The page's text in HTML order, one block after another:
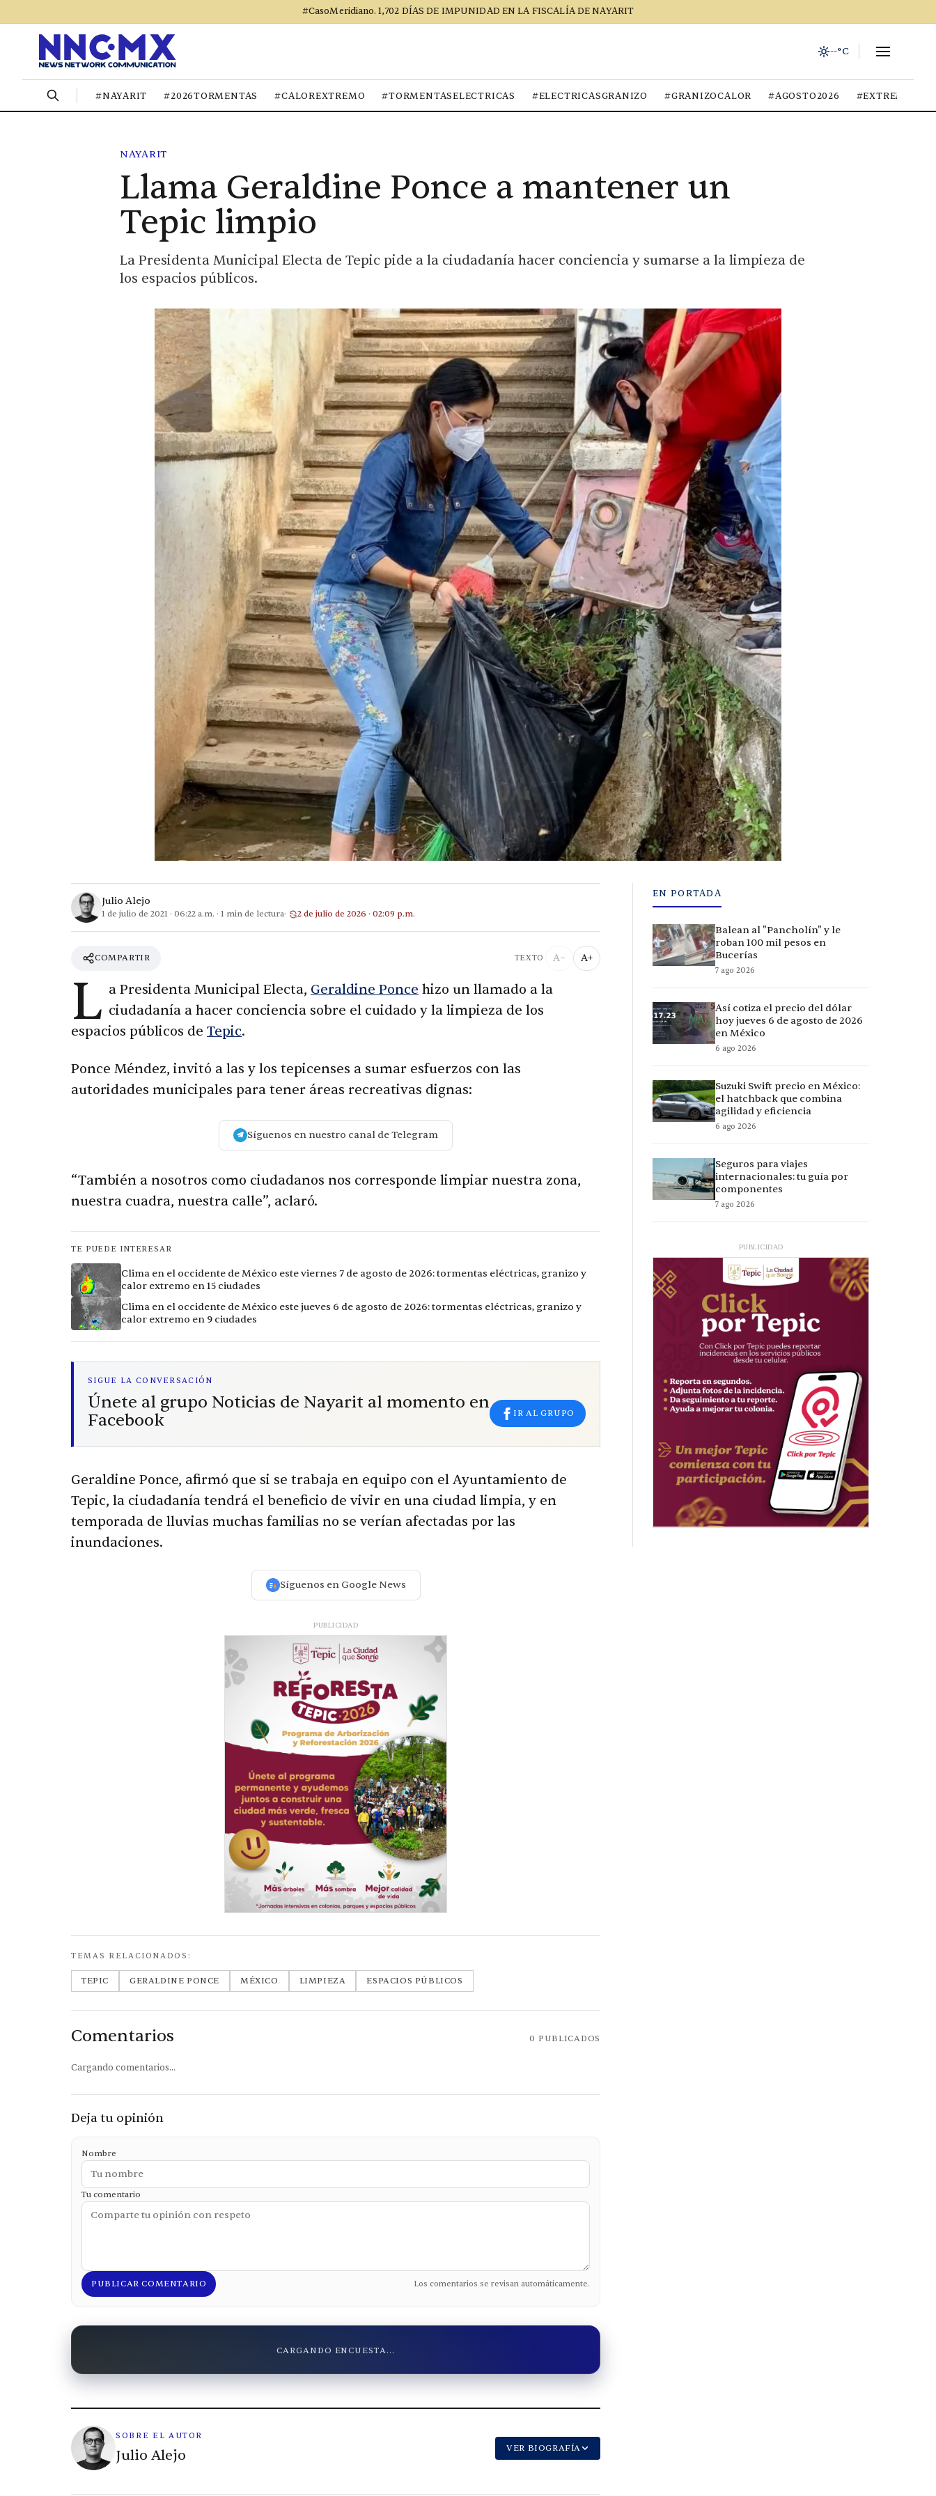
#CasoMeridiano. 1,702 DÍAS DE IMPUNIDAD EN LA FISCALÍA DE NAYARIT
--°C
#NAYARIT #2026TORMENTAS #CALOREXTREMO #TORMENTASELECTRICAS #ELECTRICASGRANIZO #GRANIZOCALOR #AGOSTO2026
NAYARIT
Llama Geraldine Ponce a mantener un
Tepic limpio
La Presidenta Municipal Electa de Tepic pide a la ciudadanía hacer conciencia y sumarse a la limpieza de
los espacios públicos.
Julio Alejo
1 de julio de 2021 · 06:22 a.m. · 1 min de lectura 2 de julio de 2026 · 02:09 p.m.
COMPARTIR TEXTO A− A+
L a Presidenta Municipal Electa, Geraldine Ponce hizo un llamado a la
ciudadanía a hacer conciencia sobre el cuidado y la limpieza de los
espacios públicos de Tepic.
Ponce Méndez, invitó a las y los tepicenses a sumar esfuerzos con las
autoridades municipales para tener áreas recreativas dignas:
Síguenos en nuestro canal de Telegram
“También a nosotros como ciudadanos nos corresponde limpiar nuestra zona,
nuestra cuadra, nuestra calle”, aclaró.
TE PUEDE INTERESAR
Clima en el occidente de México este viernes 7 de agosto de 2026: tormentas eléctricas, granizo y
calor extremo en 15 ciudades
Clima en el occidente de México este jueves 6 de agosto de 2026: tormentas eléctricas, granizo y
calor extremo en 9 ciudades
SIGUE LA CONVERSACIÓN
Únete al grupo Noticias de Nayarit al momento en
Facebook
IR AL GRUPO
Geraldine Ponce, afirmó que si se trabaja en equipo con el Ayuntamiento de
Tepic, la ciudadanía tendrá el beneficio de vivir en una ciudad limpia, y en
temporada de lluvias muchas familias no se verían afectadas por las
inundaciones.
Síguenos en Google News
PUBLICIDAD
TEMAS RELACIONADOS:
TEPIC GERALDINE PONCE MÉXICO LIMPIEZA ESPACIOS PÚBLICOS
Comentarios 0 PUBLICADOS
Cargando comentarios...
Deja tu opinión
Nombre
Tu comentario
PUBLICAR COMENTARIO Los comentarios se revisan automáticamente.
CARGANDO ENCUESTA...
SOBRE EL AUTOR
Julio Alejo VER BIOGRAFÍA
EN PORTADA
Balean al "Pancholín" y le
roban 100 mil pesos en
Bucerías
7 ago 2026
Así cotiza el precio del dólar
hoy jueves 6 de agosto de 2026
en México
6 ago 2026
Suzuki Swift precio en México:
el hatchback que combina
agilidad y eficiencia
6 ago 2026
Seguros para viajes
internacionales: tu guía por
componentes
7 ago 2026
PUBLICIDAD